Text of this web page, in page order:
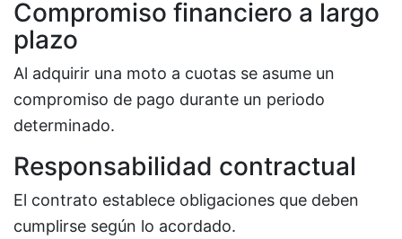
Compromiso financiero a largo
plazo
Al adquirir una moto a cuotas se asume un
compromiso de pago durante un periodo
determinado.
Responsabilidad contractual
El contrato establece obligaciones que deben
cumplirse según lo acordado.